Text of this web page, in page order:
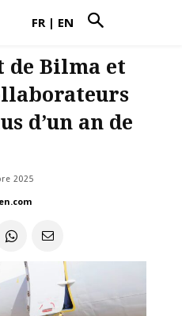
FR | EN
de Bilma et
d’un an de
2025